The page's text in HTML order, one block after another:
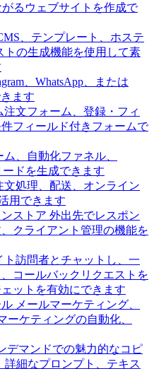
るウェブサイトを作成で
、テンプレート、ホステ
トの生成機能を使用して素
、WhatsApp、または
ます
注文フォーム、登録・フィ
フィールド付きフォームで
、自動化ファネル、
ードを生成できます
文処理、配送、オンライン
用できます
ストア 外出先でレスポン
クライアント管理の機能を
ト訪問者とチャットし、一
コールバックリクエストを
ットを有効にできます
メールマーケティング、
ーケティングの自動化、
デマンドでの魅力的なコピ
細なプロンプト、テキス